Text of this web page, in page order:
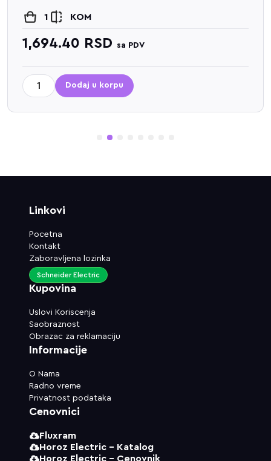
1 KOM
1,694.40 RSD sa PDV
Dodaj u korpu
5
Linkovi
Pocetna
Kontakt
Zaboravljena lozinka
Kupovina
Uslovi Koriscenja
Saobraznost
Obrazac za reklamaciju
Schneider Electric
Informacije
O Nama
Radno vreme
Privatnost podataka
Cenovnici
Fluxram
Horoz Electric - Katalog
Horoz Electric - Cenovnik